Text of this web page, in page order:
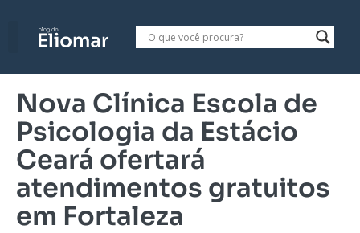
Nova Clínica Escola de
Psicologia da Estácio
Ceará ofertará
atendimentos gratuitos
em Fortaleza